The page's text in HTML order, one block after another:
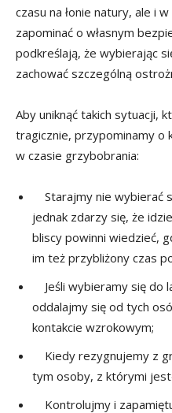
czasu na łonie natury, ale i
zapominać o własnym
podkreślają, że wybierając
zachować szczególną
Aby uniknąć takich sytuacji,
tragicznie, przypominamy o
w czasie grzybobrania:
Starajmy nie wybierać
jednak zdarzy się, że
bliscy powinni wiedzieć,
im też przybliżony czas
Jeśli wybieramy się do
oddalajmy się od tych
kontakcie wzrokowym;
Kiedy rezygnujemy z
tym osoby, z którymi
Kontrolujmy i